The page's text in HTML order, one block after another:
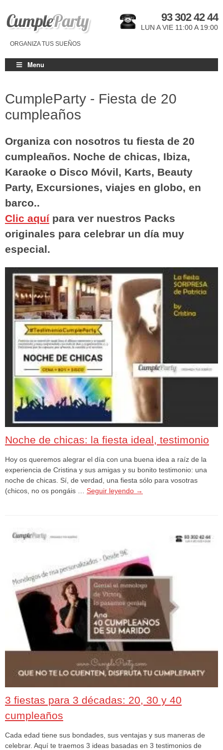
ORGANIZA TUS SUEÑOS
93 302 42 44
LUN A VIE 11:00 A 19:00
Menu
CumpleParty - Fiesta de 20
cumpleaños
Organiza con nosotros tu fiesta de 20
cumpleaños. Noche de chicas, Ibiza,
Karaoke o Disco Móvil, Karts, Beauty
Party, Excursiones, viajes en globo, en
barco..
Clic aquípara ver nuestros Packs
originales para celebrar un día muy
especial.
Noche de chicas: la fiesta ideal, testimonio
Hoy os queremos alegrar el día con una buena idea a raíz de la
experiencia de Cristina y sus amigas y su bonito testimonio: una
noche de chicas. Sí, de verdad, una fiesta sólo para vosotras
(chicos, no os pongáis … Seguir leyendo →
3 fiestas para 3 décadas: 20, 30 y 40
cumpleaños
Cada edad tiene sus bondades, sus ventajas y sus maneras de
celebrar. Aquí te traemos 3 ideas basadas en 3 testimonios de